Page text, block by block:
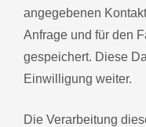
angegebenen
Anfrage und für den
gespeichert. Diese
Einwilligung weiter.
Die Verarbeitung